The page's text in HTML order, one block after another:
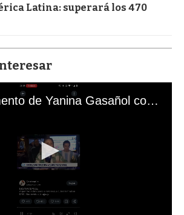
Latina: superará los 470
El mal momento de Yanina Gasañol con un hincha argentino en "Subrayado"